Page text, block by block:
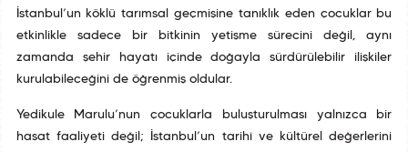
İstanbul’un köklü tarımsal geçmişine tanıklık eden çocuklar bu
etkinlikle sadece bir bitkinin yetişme sürecini değil, aynı
zamanda şehir hayatı içinde doğayla sürdürülebilir ilişkiler
kurulabileceğini de öğrenmiş oldular.
Yedikule Marulu’nun çocuklarla buluşturulması yalnızca bir
hasat faaliyeti değil; İstanbul’un tarihî ve kültürel değerlerini